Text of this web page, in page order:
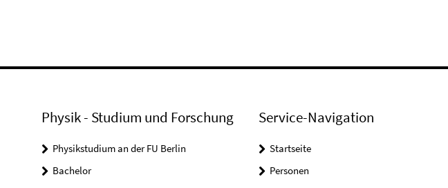
Physik - Studium und Forschung
Physikstudium an der FU Berlin
Bachelor
Service-Navigation
Startseite
Personen